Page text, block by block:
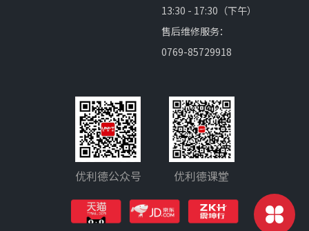
13:30 - 17:30（下午）
售后维修服务：
0769-85729918
优利德公众号 优利德课堂